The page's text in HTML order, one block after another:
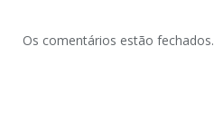
Os comentários estão fechados.